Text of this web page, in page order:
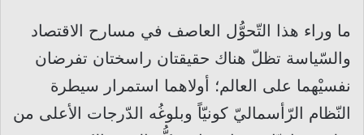
ما وراء هذا التّحوُّل العاصف في مسارح الاقتصاد
والسّياسة تظلّ هناك حقيقتان راسختان تفرضان
نفسيْهما على العالم؛ أولاهما استمرار سيطرة
النّظام الرّأسماليّ كونيّاً وبلوغُه الدّرجات الأعلى من